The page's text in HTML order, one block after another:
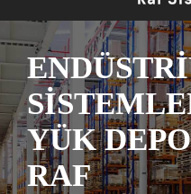
YÜK
RAF